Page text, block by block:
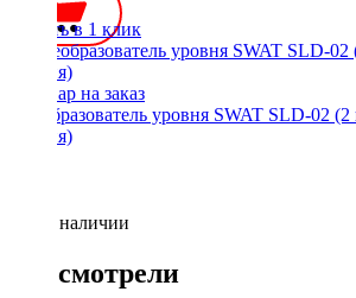
Купить в 1 клик
Преобразователь уровня SWAT SLD-02 (2
уровня)
Нет в наличии
Вы смотрели